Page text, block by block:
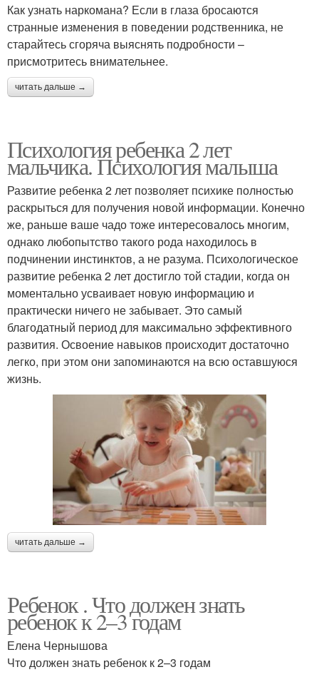
Как узнать наркомана? Если в глаза бросаются
странные изменения в поведении родственника, не
старайтесь сгоряча выяснять подробности –
присмотритесь внимательнее.
читать дальше →
Психология ребенка 2 лет
мальчика. Психология малыша
Развитие ребенка 2 лет позволяет психике полностью
раскрыться для получения новой информации. Конечно
же, раньше ваше чадо тоже интересовалось многим,
однако любопытство такого рода находилось в
подчинении инстинктов, а не разума. Психологическое
развитие ребенка 2 лет достигло той стадии, когда он
моментально усваивает новую информацию и
практически ничего не забывает. Это самый
благодатный период для максимально эффективного
развития. Освоение навыков происходит достаточно
легко, при этом они запоминаются на всю оставшуюся
жизнь.
читать дальше →
Ребенок . Что должен знать
ребенок к 2–3 годам
Елена Чернышова
Что должен знать ребенок к 2–3 годам